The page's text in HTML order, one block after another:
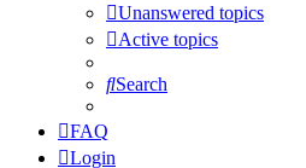
Unanswered topics
Active topics
Search
FAQ
Login